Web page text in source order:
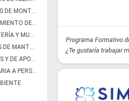
OPERACIONES AUXILIARES DE MONTAJE DE INSTALACIONES ELECTROTÉCNICAS Y DE TELECOMUNICACIONES EN EDIFICIOS
INSTALACIÓN Y MANTENIMIENTO DE ASCENSORES Y OTROS EQUIPOS FIJOS DE ELEVACIÓN Y TRANSPORTE
TRABAJOS DE CARPINTERÍA Y MUEBLE
ACTIVIDADES AUXILIARES DE MANTENIMIENTO DE MÁQUINAS, EQUIPOS E INSTALACIONES DEL BUQUE
ACTIVIDADES AUXILIARES Y DE APOYO AL BUQUE EN PUERTO
ATENCIÓN SOCIOSANITARIA A PERSONAS EN EL DOMICILIO
Programa Formativo
¿Te gustaría trabajar